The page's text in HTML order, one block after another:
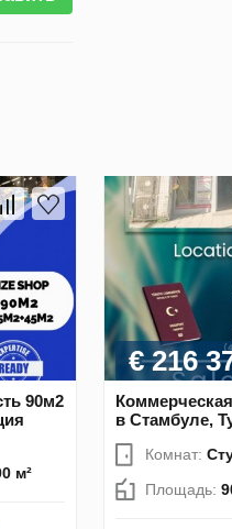
90м2
м²
€ 216
в Стамбуле,
Комнат:
Площадь: